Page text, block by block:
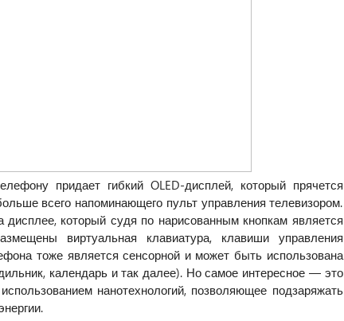
придает гибкий OLED-дисплей, который прячется
всего напоминающего пульт управления телевизором.
который судя по нарисованным кнопкам является
виртуальная клавиатура, клавиши управления
тоже является сенсорной и может быть использована
календарь и так далее). Но самое интересное — это
нанотехнологий, позволяющее подзаряжать